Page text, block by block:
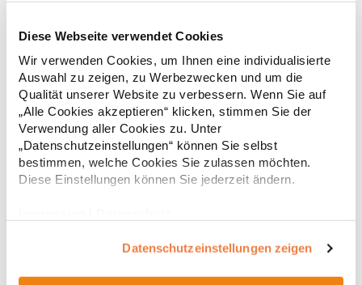
Diese Webseite verwendet Cookies
Wir verwenden Cookies, um Ihnen eine individualisierte
Auswahl zu zeigen, zu Werbezwecken und um die
Qualität unserer Website zu verbessern. Wenn Sie auf
„Alle Cookies akzeptieren“ klicken, stimmen Sie der
Verwendung aller Cookies zu. Unter
„Datenschutzeinstellungen“ können Sie selbst
bestimmen, welche Cookies Sie zulassen möchten.
Diese Einstellungen können Sie jederzeit ändern.
Datenschutzeinstellungen zeigen
Tailliertes Kurzarm-Poloshirt für Damen aus zertifizierter Bio-
Baumwolle Kragen und Ärmelbündchen aus 1x1-Rippe
Knopfleiste mit zwei Knöpfen Verstärkte Nahtabdeckung am
Kragen Seitenschlitze am Saum Herausreißbares
LabelPfegehinweis: 40 °C waschbarBügeln erlaubtGrammatur:
210 g/m²Materialzusammensetzung: 100% Baumwolle (Heather
Grey: 85% Baumwolle / 15% Viskose)Angaben zur
Spanien E-Mail: info@gorfactory.es
ab12,55 € *
* Preise inkl. gesetzlicher Mwst. +Versandkosten *